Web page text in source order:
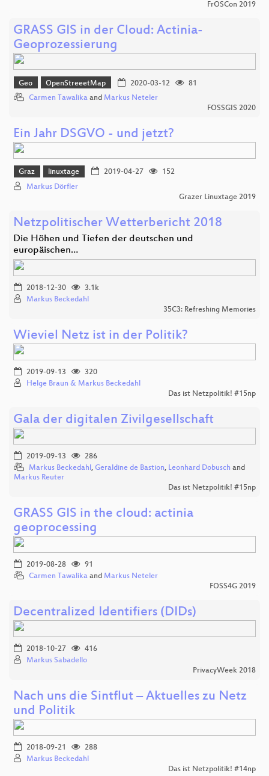
FrOSCon 2019
GRASS GIS in der Cloud: Actinia-
Geoprozessierung
Geo OpenStreeetMap 2020-03-12
81
Carmen Tawalika and Markus Neteler
FOSSGIS 2020
Ein Jahr DSGVO - und jetzt?
Graz linuxtage 2019-04-27
152
Markus Dörfler
Grazer Linuxtage 2019
Netzpolitischer Wetterbericht 2018
Die Höhen und Tiefen der deutschen und
europäischen…
2018-12-30
3.1k
Markus Beckedahl
35C3: Refreshing Memories
Wieviel Netz ist in der Politik?
2019-09-13
320
Helge Braun & Markus Beckedahl
Das ist Netzpolitik! #15np
Gala der digitalen Zivilgesellschaft
2019-09-13
286
Markus Beckedahl , Geraldine de Bastion, Leonhard Dobusch and
Markus Reuter
Das ist Netzpolitik! #15np
GRASS GIS in the cloud: actinia
geoprocessing
2019-08-28
91
Carmen Tawalika and Markus Neteler
FOSS4G 2019
Decentralized Identifiers (DIDs)
2018-10-27
416
Markus Sabadello
PrivacyWeek 2018
Nach uns die Sintflut – Aktuelles zu Netz
und Politik
2018-09-21
288
Markus Beckedahl
Das ist Netzpolitik! #14np